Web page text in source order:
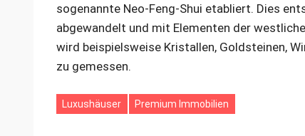
sogenannte Neo-Feng-Shui etabliert. Dies
abgewandelt und mit Elementen der
wird beispielsweise Kristallen, Goldsteinen,
zu gemessen.
Luxushäuser Premium Immobilien